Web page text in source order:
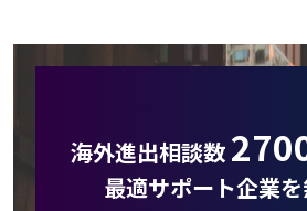
海外進出相談数
最適サポート企業